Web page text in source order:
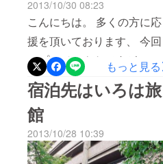
の取組にします！ 引き続
き、応援をよろしくお願い
します。 ひとも、まちも、
えがお。 京都すまいるプロ
ジェクト
2013/10/30 08:23
こんにちは。 多くの方に応
援を頂いております、 今回
のプロジェクトですが、 残
すところ、今日と明日にな
りました。 残り65,000円。
なんとしても達成したいで
す。 なんとしてもこのプロ
ジェクトを成功させたいで
もっと見る
宿泊先はいろは旅
館
2013/10/28 10:39